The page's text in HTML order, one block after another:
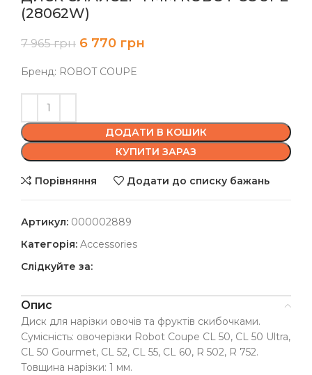
(28062W)
7 965грн 6 770 грн
Бренд: ROBOT COUPE
ДОДАТИ В КОШИК
КУПИТИ ЗАРАЗ
Порівняння Додати до списку бажань
Артикул: 000002889
Категорія: Accessories
Слідкуйте за:
Опис
Диск для нарізки овочів та фруктів скибочками.
Сумісність: овочерізки Robot Coupe CL 50, CL 50 Ultra,
CL 50 Gourmet, CL 52, CL 55, CL 60, R 502, R 752.
Товщина нарізки: 1 мм.